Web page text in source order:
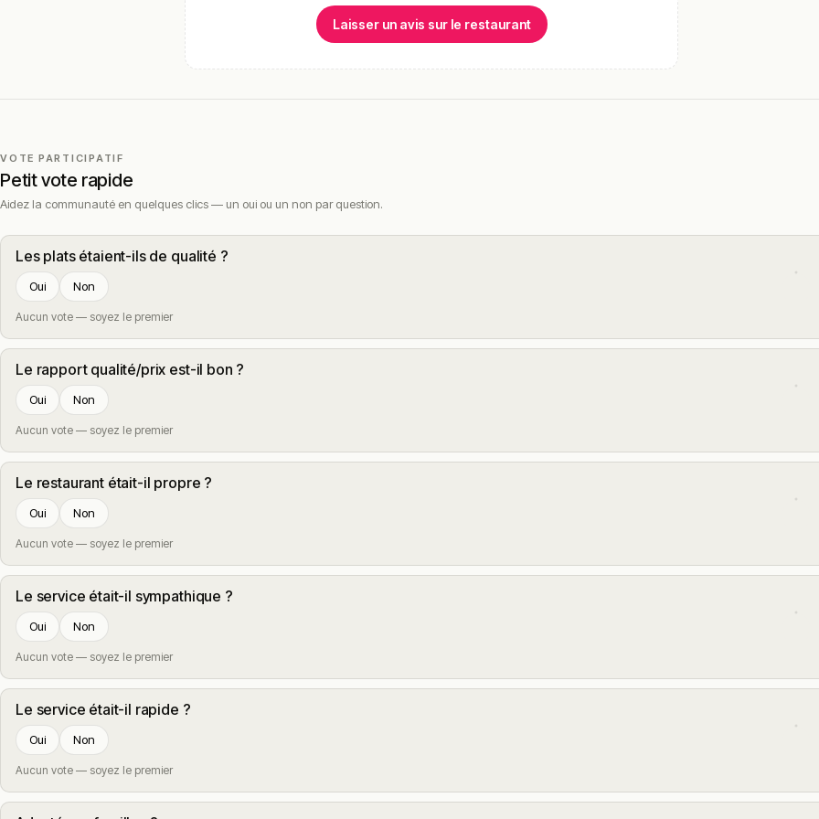
Laisser un avis sur le restaurant
VOTE PARTICIPATIF
Petit vote rapide
Aidez la communauté en quelques clics — un oui ou un non par question.
Les plats étaient-ils de qualité ?
Oui Non
Aucun vote — soyez le premier
Le rapport qualité/prix est-il bon ?
Oui Non
Aucun vote — soyez le premier
Le restaurant était-il propre ?
Oui Non
Aucun vote — soyez le premier
Le service était-il sympathique ?
Oui Non
Aucun vote — soyez le premier
Le service était-il rapide ?
Oui Non
Aucun vote — soyez le premier